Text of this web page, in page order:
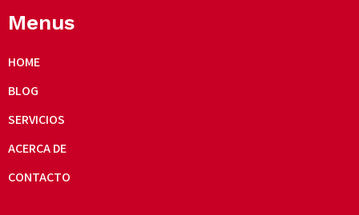
Menus
HOME
BLOG
SERVICIOS
ACERCA DE
CONTACTO